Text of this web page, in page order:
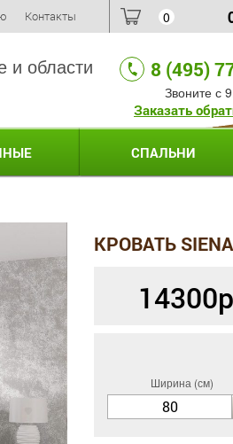
Контакты 0
и области
8 (495)
Звоните с
Заказать
СПАЛЬНИ
КРОВАТЬ
14300
Ширина (см)
80